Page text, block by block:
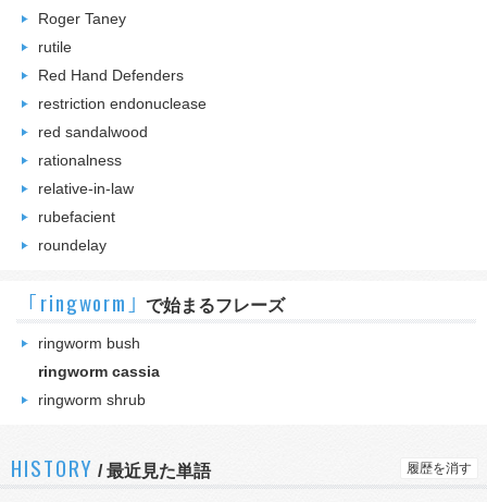
Roger Taney
rutile
Red Hand Defenders
restriction endonuclease
red sandalwood
rationalness
relative-in-law
rubefacient
roundelay
｢ringworm｣ で始まるフレーズ
ringworm bush
ringworm cassia
ringworm shrub
HISTORY /最近見た単語 履歴を消す